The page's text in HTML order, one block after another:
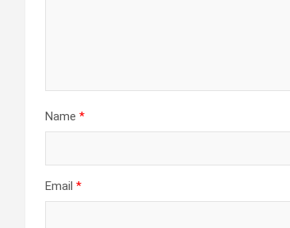
Name *
Email *